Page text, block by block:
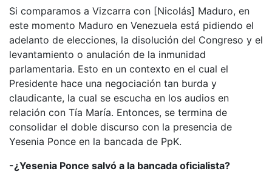
Si comparamos a Vizcarra con [Nicolás] Maduro, en
este momento Maduro en Venezuela está pidiendo el
adelanto de elecciones, la disolución del Congreso y el
levantamiento o anulación de la inmunidad
parlamentaria. Esto en un contexto en el cual el
Presidente hace una negociación tan burda y
claudicante, la cual se escucha en los audios en
relación con Tía María. Entonces, se termina de
consolidar el doble discurso con la presencia de
Yesenia Ponce en la bancada de PpK.
-¿Yesenia Ponce salvó a la bancada oficialista?